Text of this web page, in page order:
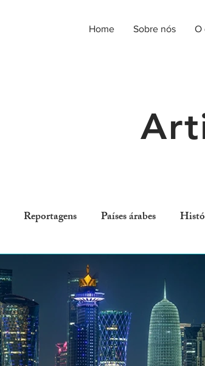
Home Sobre nós O
Reportagens Países árabes